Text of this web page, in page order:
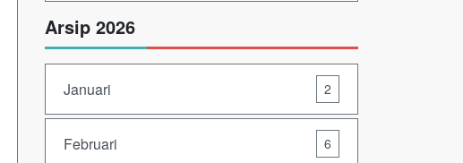
Arsip 2026
Januari 2
Februari 6